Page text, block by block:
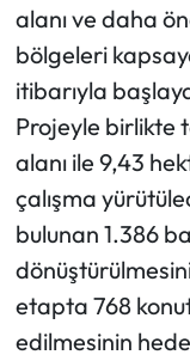
alanı ve daha
bölgeleri
itibarıyla
Projeyle birlikte
alanı ile 9,43
çalışma
bulunan 1.386
etapta 768
edilmesinin
Otomotiv
Resmi İlan
Resmi
Sağlık
Siyaset
Spor